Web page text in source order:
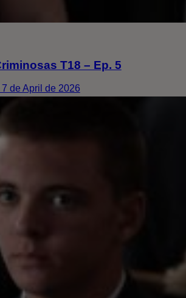
T18 – Ep. 5
de April de 2026